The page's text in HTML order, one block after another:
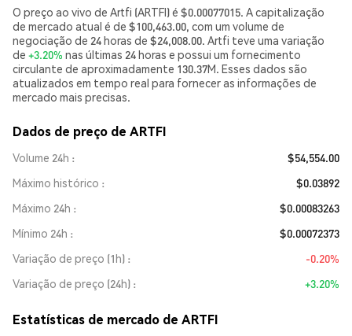
O preço ao vivo de Artfi (ARTFI) é $0.00077015. A capitalização
de mercado atual é de $100,463.00, com um volume de
negociação de 24 horas de $24,008.00. Artfi teve uma variação
de +3.20% nas últimas 24 horas e possui um fornecimento
circulante de aproximadamente 130.37M. Esses dados são
atualizados em tempo real para fornecer as informações de
mercado mais precisas.
Dados de preço de ARTFI
Volume 24h
$54,554.00
Máximo histórico
$0.03892
Máximo 24h
$0.00083263
Mínimo 24h
$0.00072373
Variação de preço (1h)
-0.20%
Variação de preço (24h)
+3.20%
Estatísticas de mercado de ARTFI